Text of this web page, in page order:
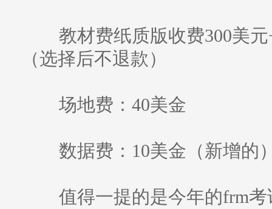
教材费纸质版收费300美
（选择后不退款）
场地费：40美金
数据费：10美金（新增的
值得一提的是今年的frm考